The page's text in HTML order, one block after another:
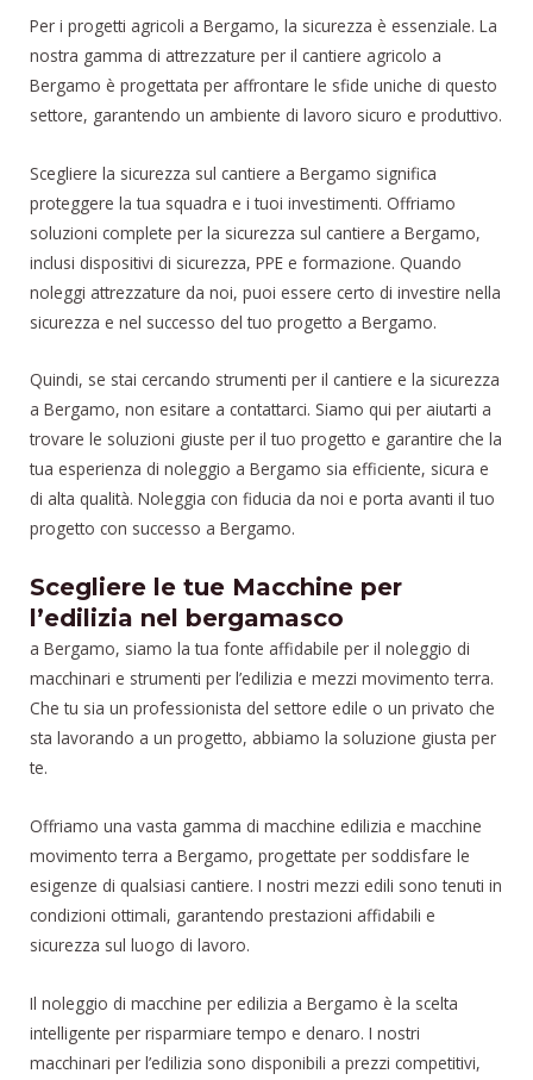
Per i progetti agricoli a Bergamo, la sicurezza è essenziale. La
nostra gamma di attrezzature per il cantiere agricolo a
Bergamo è progettata per affrontare le sfide uniche di questo
settore, garantendo un ambiente di lavoro sicuro e produttivo.
Scegliere la sicurezza sul cantiere a Bergamo significa
proteggere la tua squadra e i tuoi investimenti. Offriamo
soluzioni complete per la sicurezza sul cantiere a Bergamo,
inclusi dispositivi di sicurezza, PPE e formazione. Quando
noleggi attrezzature da noi, puoi essere certo di investire nella
sicurezza e nel successo del tuo progetto a Bergamo.
Quindi, se stai cercando strumenti per il cantiere e la sicurezza
a Bergamo, non esitare a contattarci. Siamo qui per aiutarti a
trovare le soluzioni giuste per il tuo progetto e garantire che la
tua esperienza di noleggio a Bergamo sia efficiente, sicura e
di alta qualità. Noleggia con fiducia da noi e porta avanti il tuo
progetto con successo a Bergamo.
Scegliere le tue Macchine per
l’edilizia nel bergamasco
a Bergamo, siamo la tua fonte affidabile per il noleggio di
macchinari e strumenti per l’edilizia e mezzi movimento terra.
Che tu sia un professionista del settore edile o un privato che
sta lavorando a un progetto, abbiamo la soluzione giusta per
te.
Offriamo una vasta gamma di macchine edilizia e macchine
movimento terra a Bergamo, progettate per soddisfare le
esigenze di qualsiasi cantiere. I nostri mezzi edili sono tenuti in
condizioni ottimali, garantendo prestazioni affidabili e
sicurezza sul luogo di lavoro.
Il noleggio di macchine per edilizia a Bergamo è la scelta
intelligente per risparmiare tempo e denaro. I nostri
macchinari per l’edilizia sono disponibili a prezzi competitivi,